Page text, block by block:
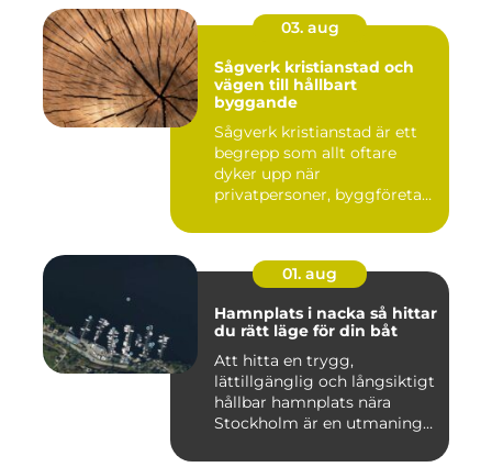
03. aug
Sågverk kristianstad och
vägen till hållbart
byggande
Sågverk kristianstad är ett
begrepp som allt oftare
dyker upp när
privatpersoner, byggföretag
01. aug
Hamnplats i nacka så hittar
du rätt läge för din båt
Att hitta en trygg,
lättillgänglig och långsiktigt
hållbar hamnplats nära
Stockholm är en utmaning